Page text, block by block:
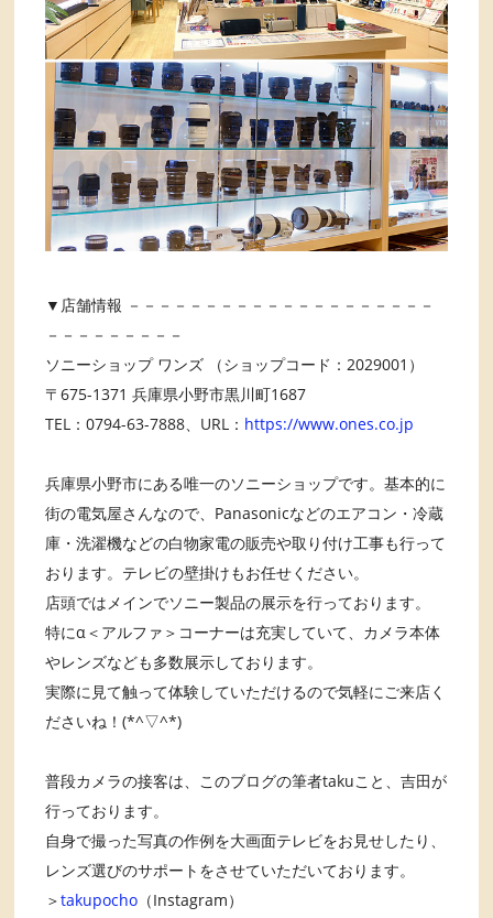
▼店舗情報 －－－－－－－－－－－－－－－－－－－－
－－－－－－－－－
ソニーショップ ワンズ （ショップコード：2029001）
〒675-1371 兵庫県小野市黒川町1687
TEL：0794-63-7888、URL： https://www.ones.co.jp
兵庫県小野市にある唯一のソニーショップです。基本的に
街の電気屋さんなので、Panasonicなどのエアコン・冷蔵
庫・洗濯機などの白物家電の販売や取り付け工事も行って
おります。テレビの壁掛けもお任せください。
店頭ではメインでソニー製品の展示を行っております。
特にα＜アルファ＞コーナーは充実していて、カメラ本体
やレンズなども多数展示しております。
実際に見て触って体験していただけるので気軽にご来店く
ださいね！(*^▽^*)
普段カメラの接客は、このブログの筆者takuこと、吉田が
行っております。
自身で撮った写真の作例を大画面テレビをお見せしたり、
レンズ選びのサポートをさせていただいております。
＞takupocho （Instagram）